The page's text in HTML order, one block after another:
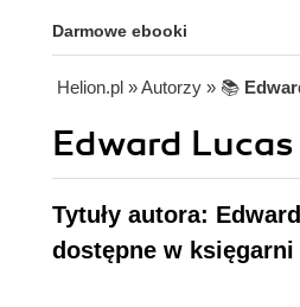
Darmowe ebooki
Helion.pl » Autorzy » 📚
Edward
Tytuły autora:
dostępne w księgarni